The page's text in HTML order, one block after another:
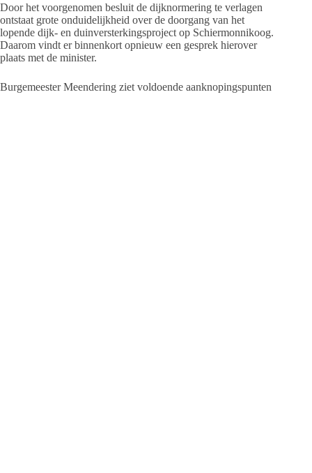
Door het voorgenomen besluit de dijknormering te verlagen
ontstaat grote onduidelijkheid over de doorgang van het
lopende dijk- en duinversterkingsproject op Schiermonnikoog.
Daarom vindt er binnenkort opnieuw een gesprek hierover
plaats met de minister.
Burgemeester Meendering ziet voldoende aanknopingspunten